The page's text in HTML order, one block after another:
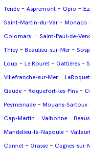
Tende – Aspremont – Opio –
Saint-Martin-du-Var– Monaco
Colomars – Saint-Paul-de-
Thiey – Beaulieu-sur-Mer–
Loup – Le Rouret – Gattières –
Villefranche-sur-Mer–
Gaude – Roquefort-les-Pins –
Peymeinade – Mouans-Sartoux
Cap-Martin – Valbonne –
Mandelieu-la-Napoule –
Cannet – Grasse – Cagnes-sur-